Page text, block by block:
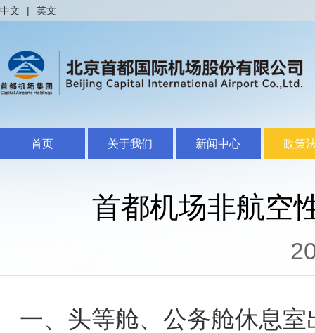
中文 | 英文
首页 关于我们 新闻中心 政策
首都机场非航空
一、头等舱、公务舱休息